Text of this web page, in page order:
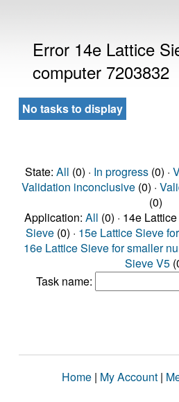
Error 14e Lattice
computer 7203832
No tasks to display
State: All (0) · In progress(0) ·
Validation inconclusive(0) ·
(0)
Application: All (0) · 14e
Sieve (0) · 15e Lattice Sieve
16e Lattice Sieve for smaller
Sieve V5
Task name:
Home | My Account |